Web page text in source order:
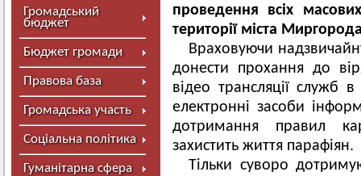
Громадський
бюджет
Бюджет громади
Правова база
Громадська участь
Соціальна політика
Гуманітарна сфера
проведення всіх
території міста
Враховуючи
донести прохання до
відео трансляції служб
електронні засоби
дотримання правил
захистить життя парафіян.
Тільки суворо